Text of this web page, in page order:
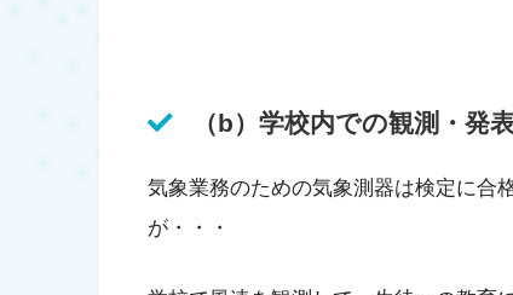
（b）学校内での観測・発
気象業務のための気象測器は検定に合
が・・・